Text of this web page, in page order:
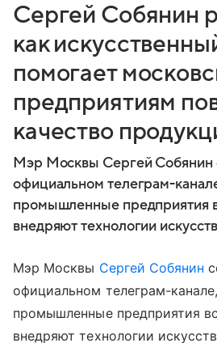
Сергей Собянин
как
помогает
предприятиям
качество
Мэр Москвы Сергей Собянин
официальном телеграм-
промышленные предприятия
внедряют технологии
Мэр Москвы Сергей Собянин
официальном телеграм-
промышленные предприятия
внедряют технологии